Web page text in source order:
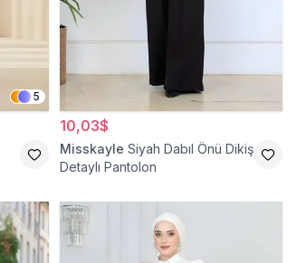
5
10,03$
Misskayle Siyah Dabıl Önü Dikiş
Detaylı Pantolon